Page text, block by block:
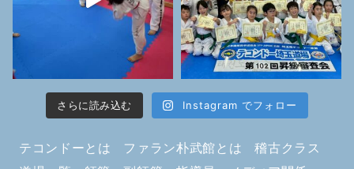
さらに読み込む Instagram でフォロー
テコンドーとは ファラン朴武館とは
稽古クラス